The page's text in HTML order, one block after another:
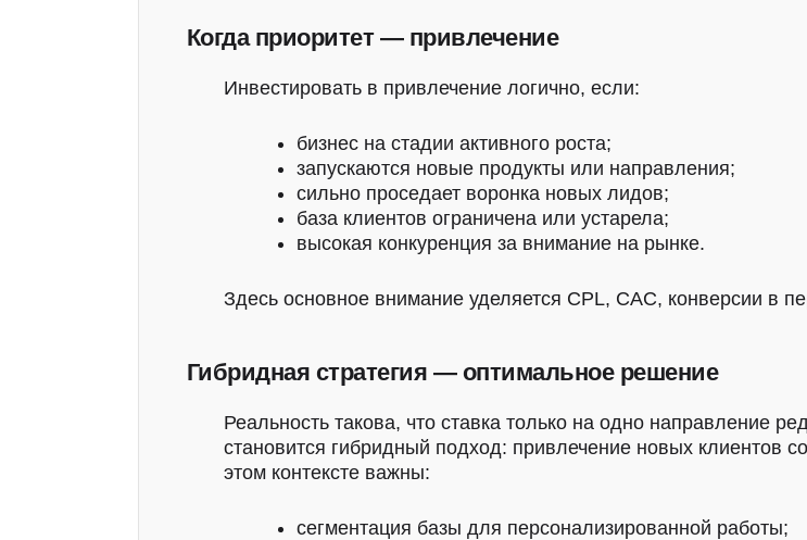
Когда приоритет — привлечение
Инвестировать в привлечение логично, если:
бизнес на стадии активного роста;
запускаются новые продукты или направления;
сильно проседает воронка новых лидов;
база клиентов ограничена или устарела;
высокая конкуренция за внимание на рынке.
Здесь основное внимание уделяется CPL, CAC, конверсии в
Гибридная стратегия — оптимальное решение
Реальность такова, что ставка только на одно направление
становится гибридный подход: привлечение новых клиентов
этом контексте важны:
сегментация базы для персонализированной работы;